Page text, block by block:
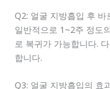
Q2: 얼굴 지방흡입 후
일반적으로 1~2주 정도
로 복귀가 가능합니다.
합니다.
Q3: 얼굴 지방흡입의 효